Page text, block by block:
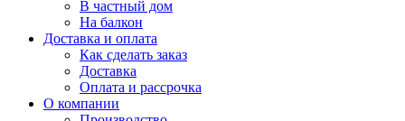
В частный дом
На балкон
Доставка и оплата
Как сделать заказ
Доставка
Оплата и рассрочка
О компании